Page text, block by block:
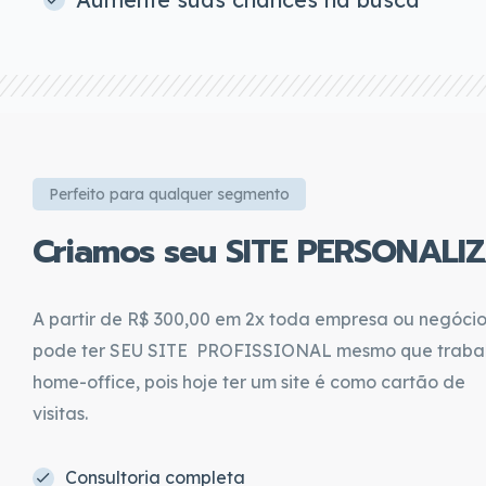
Perfeito para qualquer segmento
Criamos seu SITE
A partir de R$ 300,00 em 2x toda empresa ou negócio
pode ter SEU SITE PROFISSIONAL mesmo que
home-office, pois hoje ter um site é como cartão de
visitas.
Consultoria completa